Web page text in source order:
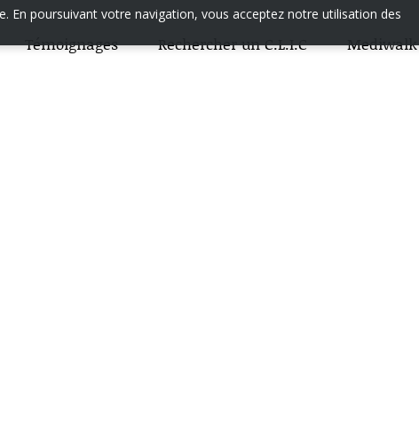
Témoignages Rechercher un C.L.I.C Mediwalk
poursuivant votre navigation, vous acceptez notre utilisation des